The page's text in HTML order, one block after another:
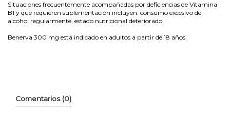
Situaciones frecuentemente acompañadas por deficiencias de Vitamina
B1 y que requieren suplementación incluyen: consumo excesivo de
alcohol regularmente, estado nutricional deteriorado.
Benerva 300 mg está indicado en adultos a partir de 18 años.
Comentarios (0)